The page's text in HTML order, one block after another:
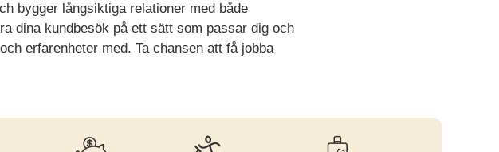
bygger långsiktiga relationer med både
dina kundbesök på ett sätt som passar dig och
erfarenheter med. Ta chansen att få jobba